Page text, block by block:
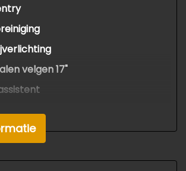
velgen 17"
verkeer waarschuwing